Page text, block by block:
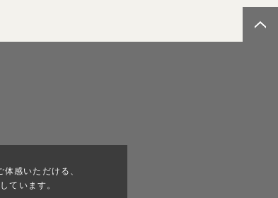
感いただける、
ています。